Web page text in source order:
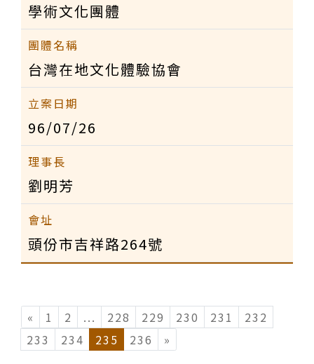
學術文化團體
台灣在地文化體驗協會
96/07/26
劉明芳
頭份市吉祥路264號
« 1 2 ... (current)
228 229 230 231
232
233
234 235 236 »